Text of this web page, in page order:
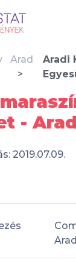
Arad
Aradi
- Arad
2019.07.09.